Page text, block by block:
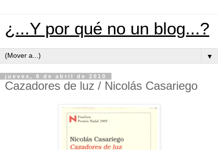
¿...Y por qué no un blog...?
▼
jueves, 8 de abril de 2010
Cazadores de luz / Nicolás Casariego